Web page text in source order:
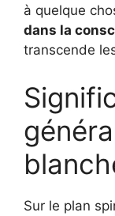
à quelque
dans la
transcende
Sur le plan